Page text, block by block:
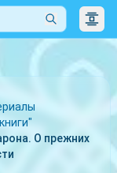
О прежних